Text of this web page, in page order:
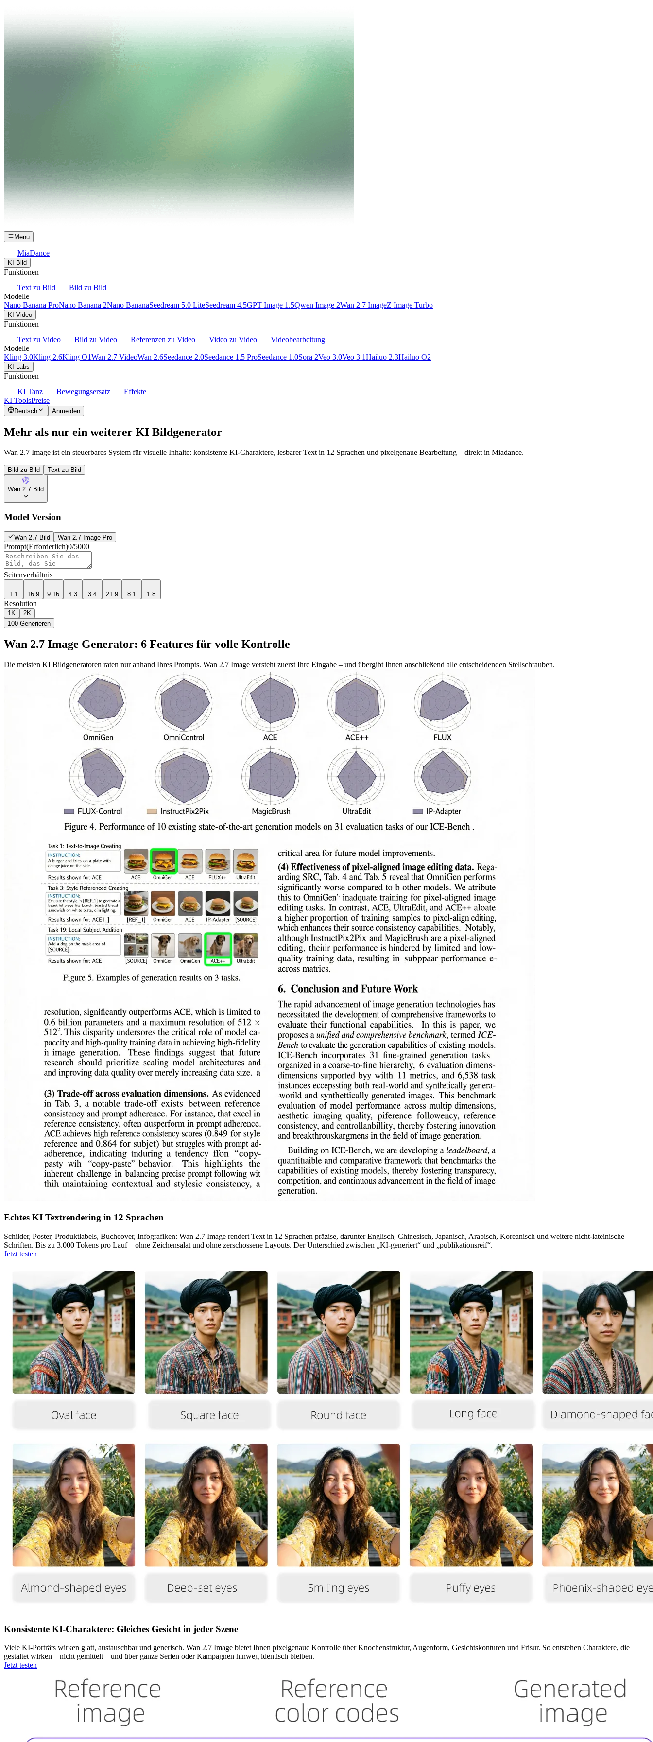
Menu
MiaDance
KI Bild
Funktionen
Text zu Bild
Bild zu Bild
Modelle
Nano Banana ProNano Banana 2Nano BananaSeedream 5.0 LiteSeedream 4.5GPT Image 1.5Qwen Image 2Wan 2.7 ImageZ Image Turbo
KI Video
Funktionen
Text zu Video
Bild zu Video Referenzen zu Video Video zu Video
Videobearbeitung
Modelle
Kling 3.0Kling 2.6Kling O1Wan 2.7 VideoWan 2.6Seedance 2.0Seedance 1.5 ProSeedance 1.0Sora 2Veo 3.0Veo 3.1Hailuo 2.3Hailuo O2
KI Labs
Funktionen
KI Tanz
Bewegungsersatz
Effekte
KI ToolsPreise
Deutsch Anmelden
Mehr als nur ein weiterer KI Bildgenerator
Wan 2.7 Image ist ein steuerbares System für visuelle Inhalte: konsistente KI-Charaktere, lesbarer Text in 12 Sprachen und pixelgenaue Bearbeitung – direkt in Miadance.
Bild zu Bild Text zu Bild
Wan 2.7 Bild
Model Version
Wan 2.7 Bild Wan 2.7 Image Pro
Prompt(Erforderlich)0/5000
Seitenverhältnis
1:1 16:9 9:16 4:3 3:4 21:9 8:1 1:8
Resolution
1K
2K
100 Generieren
Wan 2.7 Image Generator: 6 Features für volle Kontrolle
Die meisten KI Bildgeneratoren raten nur anhand Ihres Prompts. Wan 2.7 Image versteht zuerst Ihre Eingabe – und übergibt Ihnen anschließend alle entscheidenden Stellschrauben.
Echtes KI Textrendering in 12 Sprachen
Schilder, Poster, Produktlabels, Buchcover, Infografiken: Wan 2.7 Image rendert Text in 12 Sprachen präzise, darunter Englisch, Chinesisch, Japanisch, Arabisch, Koreanisch und weitere nicht-lateinische
Schriften. Bis zu 3.000 Tokens pro Lauf – ohne Zeichensalat und ohne zerschossene Layouts. Der Unterschied zwischen „KI-generiert“ und „publikationsreif“.
Jetzt testen
Konsistente KI-Charaktere: Gleiches Gesicht in jeder Szene
Viele KI-Porträts wirken glatt, austauschbar und generisch. Wan 2.7 Image bietet Ihnen pixelgenaue Kontrolle über Knochenstruktur, Augenform, Gesichtskonturen und Frisur. So entstehen Charaktere, die
gestaltet wirken – nicht gemittelt – und über ganze Serien oder Kampagnen hinweg identisch bleiben.
Jetzt testen